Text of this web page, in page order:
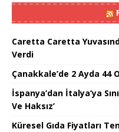
Caretta Caretta
Verdi
Çanakkale’de 2 Ayda 44
İspanya’dan İtalya’ya
Ve Haksız’
Küresel Gıda Fiyatları